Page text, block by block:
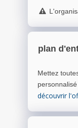
plan
Mettez
découvrir